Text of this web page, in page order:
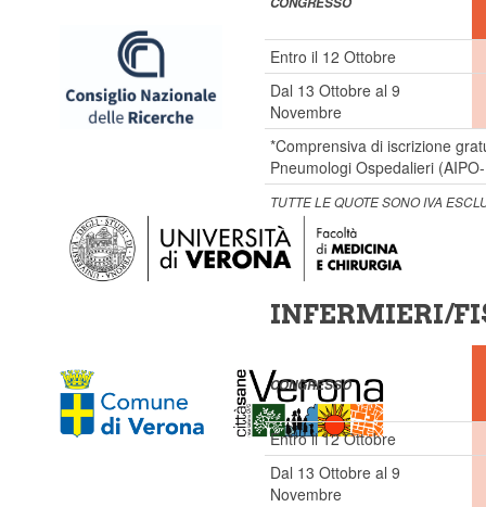
Entro il 12 Ottobre
Dal 13 Ottobre al 9
Novembre
*Comprensiva di iscrizione
Pneumologi Ospedalieri
TUTTE LE QUOTE SONO IVA
INFERMIERI/
CONGRESSO
Entro il 12 Ottobre
Dal 13 Ottobre al 9
Novembre